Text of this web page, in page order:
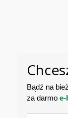
Bądź na
za darmo e-